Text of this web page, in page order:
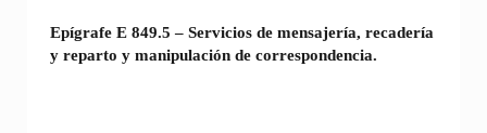
Epígrafe E 849.5 – Servicios de mensajería, recadería
y reparto y manipulación de correspondencia.